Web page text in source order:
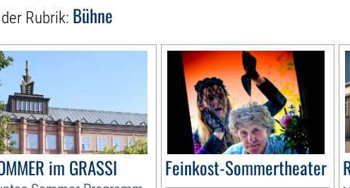
Rubrik: Bühne
im GRASSI Feinkost-Sommertheater